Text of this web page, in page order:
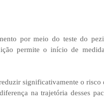
por meio do teste do
permite o início de
significativamente o risco
na trajetória desses